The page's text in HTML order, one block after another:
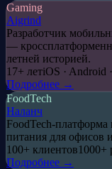
Gaming
Aigrind
Разработчик
—
летней историей.
17+ летiOS · Android
Подробнее →
FoodTech
Наланч
FoodTech-
питания для офисов
100+ клиентов1000+
Подробнее →